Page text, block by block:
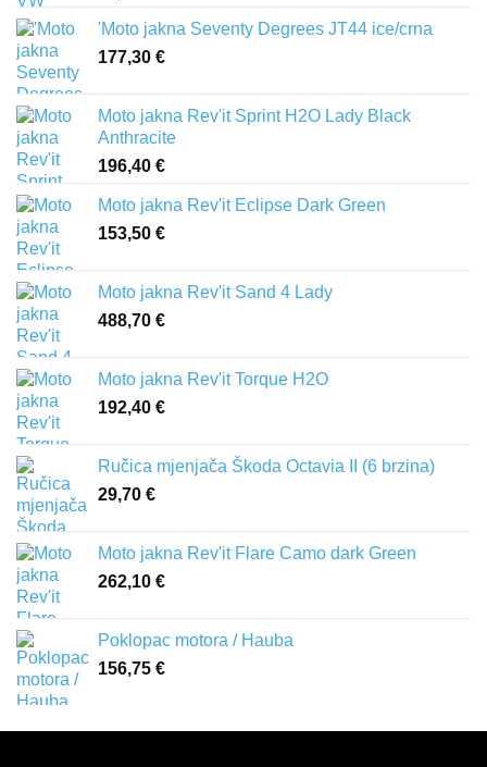
'Moto jakna Seventy Degrees JT44 ice/crna
177,30 €
Moto jakna Rev'it Sprint H2O Lady Black
Anthracite
196,40 €
Moto jakna Rev'it Eclipse Dark Green
153,50 €
Moto jakna Rev'it Sand 4 Lady
488,70 €
Moto jakna Rev'it Torque H2O
192,40 €
Ručica mjenjača Škoda Octavia II (6 brzina)
29,70 €
Moto jakna Rev'it Flare Camo dark Green
262,10 €
Poklopac motora / Hauba
156,75 €